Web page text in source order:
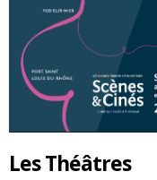
Les Théâtres